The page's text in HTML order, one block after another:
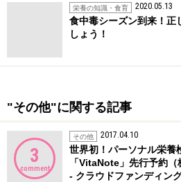
栄養の知識・食育 2020.05.13
食中毒シーズン到来！正
しょう！
"その他"に関する記事
3
comment
その他 2017.04.10
世界初！パーソナル栄養
「VitaNote」先行予約（
- クラウドファンディン